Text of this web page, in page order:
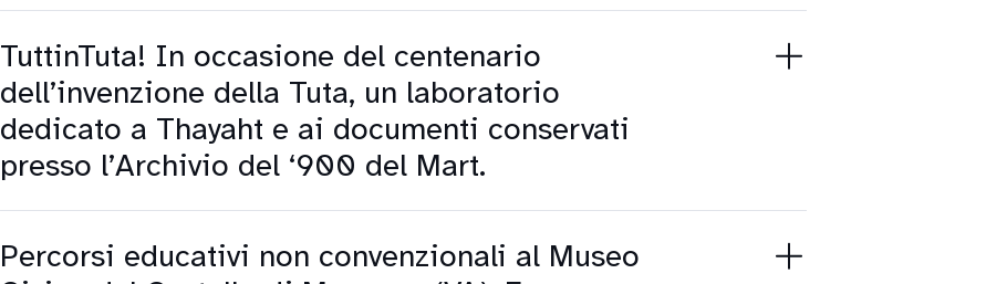
TuttinTuta! In occasione del centenario
dell’invenzione della Tuta, un laboratorio
dedicato a Thayaht e ai documenti conservati
presso l’Archivio del ‘900 del Mart.
Percorsi educativi non convenzionali al Museo